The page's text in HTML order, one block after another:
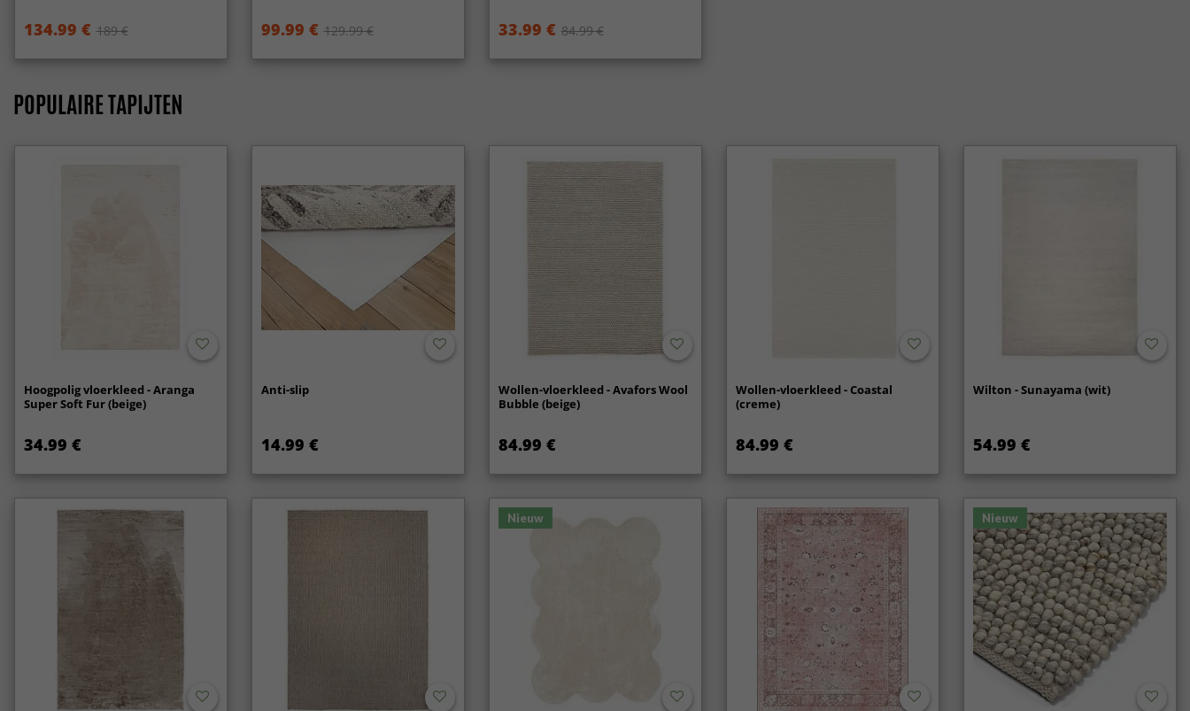
134.99 € 189 € 99.99 € 129.99 € 33.99 € 84.99 €
POPULAIRE TAPIJTEN
Hoogpolig vloerkleed - Aranga
Super Soft Fur (beige)
34.99 €
Anti-slip
14.99 €
Wollen-vloerkleed - Avafors Wool
Bubble (beige)
84.99 €
Wollen-vloerkleed - Coastal
(creme)
84.99 €
Wilton - Sunayama (wit)
54.99 €
Nieuw Nieuw